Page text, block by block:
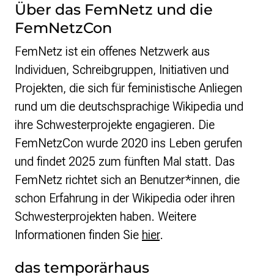
Über das FemNetz und die
FemNetzCon
FemNetz ist ein offenes Netzwerk aus
Individuen, Schreibgruppen, Initiativen und
Projekten, die sich für feministische Anliegen
rund um die deutschsprachige Wikipedia und
ihre Schwesterprojekte engagieren. Die
FemNetzCon wurde 2020 ins Leben gerufen
und findet 2025 zum fünften Mal statt. Das
FemNetz richtet sich an Benutzer*innen, die
schon Erfahrung in der Wikipedia oder ihren
Schwesterprojekten haben. Weitere
Informationen finden Sie hier.
das temporärhaus